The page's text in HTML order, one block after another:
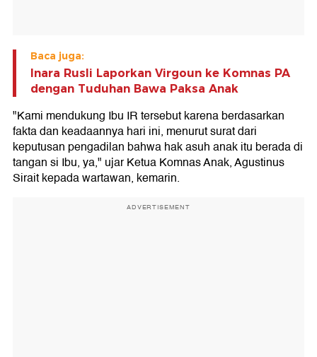
Baca juga:
Inara Rusli Laporkan Virgoun ke Komnas PA
dengan Tuduhan Bawa Paksa Anak
"Kami mendukung Ibu IR tersebut karena berdasarkan
fakta dan keadaannya hari ini, menurut surat dari
keputusan pengadilan bahwa hak asuh anak itu berada di
tangan si Ibu, ya," ujar Ketua Komnas Anak, Agustinus
Sirait kepada wartawan, kemarin.
ADVERTISEMENT